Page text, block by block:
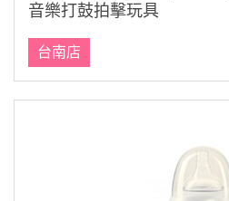
音樂打鼓拍擊玩具
台南店